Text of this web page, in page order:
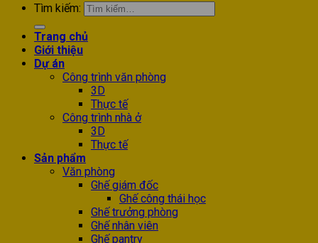
Tìm kiếm:
Trang chủ
Giới thiệu
Dự án
Công trình văn phòng
3D
Thực tế
Công trình nhà ở
3D
Thực tế
Sản phẩm
Văn phòng
Ghế giám đốc
Ghế công thái học
Ghế trưởng phòng
Ghế nhân viên
Ghế pantry